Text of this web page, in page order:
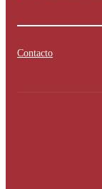
Contacto